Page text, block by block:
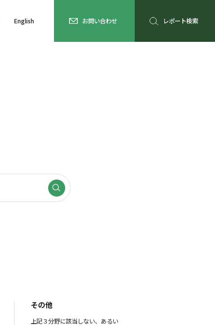
English お問い合わせ レポート検索
その他
上記３分野に該当しない、あるい